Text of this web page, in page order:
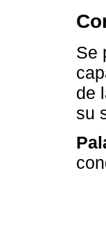
Se
de
su